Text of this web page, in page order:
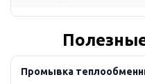
Промывка